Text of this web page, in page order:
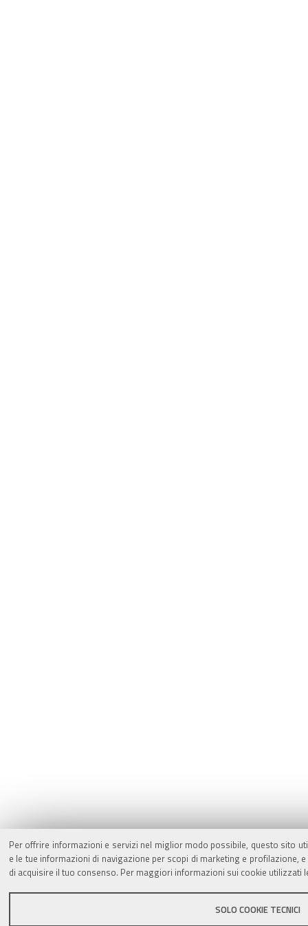
Per offrire informazioni e servizi nel miglior modo possibile, questo sito
e le tue informazioni di navigazione per scopi di marketing e
di acquisire il tuo consenso. Per maggiori informazioni sui cookie utilizzati
SOLO COOKIE TECNICI